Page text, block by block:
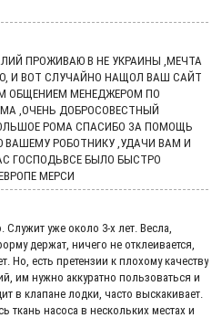
ПРОЖИВАЮ В НЕ УКРАИНЫ ,МЕЧТА
И ВОТ СЛУЧАЙНО НАЩОЛ ВАШ САЙТ
ОБЩЕНИЕМ МЕНЕДЖЕРОМ ПО
,ОЧЕНЬ ДОБРОСОВЕСТНЫЙ
РОМА СПАСИБО ЗА ПОМОЩЬ
РОБОТНИКУ ,УДАЧИ ВАМ И
ГОСПОДЬВСЕ БЫЛО БЫСТРО
МЕРСИ
уже около 3-х лет. Весла,
держат, ничего не отклеивается,
есть претензии к плохому качеству
им нужно аккуратно пользоваться и
в клапане лодки, часто выскакивает.
ткань насоса в нескольких местах и